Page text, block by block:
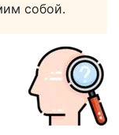
собой.